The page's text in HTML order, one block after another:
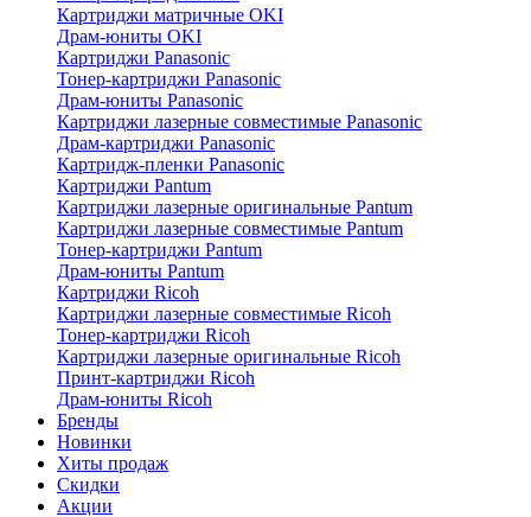
Картриджи матричные OKI
Драм-юниты OKI
Картриджи Panasonic
Тонер-картриджи Panasonic
Драм-юниты Panasonic
Картриджи лазерные совместимые Panasonic
Драм-картриджи Panasonic
Картридж-пленки Panasonic
Картриджи Pantum
Картриджи лазерные оригинальные Pantum
Картриджи лазерные совместимые Pantum
Тонер-картриджи Pantum
Драм-юниты Pantum
Картриджи Ricoh
Картриджи лазерные совместимые Ricoh
Тонер-картриджи Ricoh
Картриджи лазерные оригинальные Ricoh
Принт-картриджи Ricoh
Драм-юниты Ricoh
Бренды
Новинки
Хиты продаж
Скидки
Акции